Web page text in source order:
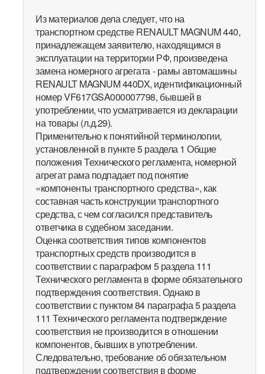
Из материалов дела следует, что на
транспортном средстве RENAULT MAGNUM 440,
принадлежащем заявителю, находящимся в
эксплуатации на территории РФ, произведена
замена номерного агрегата - рамы автомашины
RENAULT MAGNUM 440DX, идентификационный
номер VF617GSA000007798, бывшей в
употреблении, что усматривается из декларации
на товары (л.д.29).
Применительно к понятийной терминологии,
установленной в пункте 5 раздела 1 Общие
положения Технического регламента, номерной
агрегат рама подпадает под понятие
«компоненты транспортного средства», как
составная часть конструкции транспортного
средства, с чем согласился представитель
ответчика в судебном заседании.
Оценка соответствия типов компонентов
транспортных средств производится в
соответствии с параграфом 5 раздела 111
Технического регламента в форме обязательного
подтверждения соответствия. Однако в
соответствии с пунктом 84 параграфа 5 раздела
111 Технического регламента подтверждение
соответствия не производится в отношении
компонентов, бывших в употреблении.
Следовательно, требование об обязательном
подтверждении соответствия в форме